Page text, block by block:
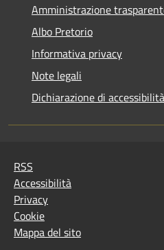
Amministrazione
Albo Pretorio
Informativa privacy
Note legali
Dichiarazione di accessibilità
RSS
Accessibilità
Privacy
Cookie
Mappa del sito